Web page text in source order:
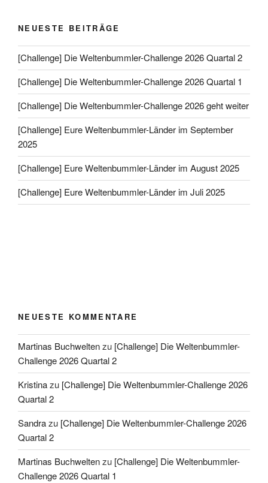
NEUESTE BEITRÄGE
[Challenge] Die Weltenbummler-Challenge 2026 Quartal 2
[Challenge] Die Weltenbummler-Challenge 2026 Quartal 1
[Challenge] Die Weltenbummler-Challenge 2026 geht weiter
[Challenge] Eure Weltenbummler-Länder im September
2025
[Challenge] Eure Weltenbummler-Länder im August 2025
[Challenge] Eure Weltenbummler-Länder im Juli 2025
NEUESTE KOMMENTARE
Martinas Buchweltenzu [Challenge] Die Weltenbummler-
Challenge 2026 Quartal 2
Kristinazu [Challenge] Die Weltenbummler-Challenge 2026
Quartal 2
Sandrazu [Challenge] Die Weltenbummler-Challenge 2026
Quartal 2
Martinas Buchweltenzu [Challenge] Die Weltenbummler-
Challenge 2026 Quartal 1